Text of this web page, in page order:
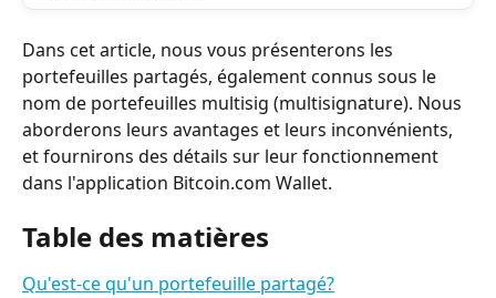
Dans cet article, nous vous présenterons les
portefeuilles partagés, également connus sous le
nom de portefeuilles multisig (multisignature). Nous
aborderons leurs avantages et leurs inconvénients,
et fournirons des détails sur leur fonctionnement
dans l'application Bitcoin.com Wallet.
Table des matières
Qu'est-ce qu'un portefeuille partagé?